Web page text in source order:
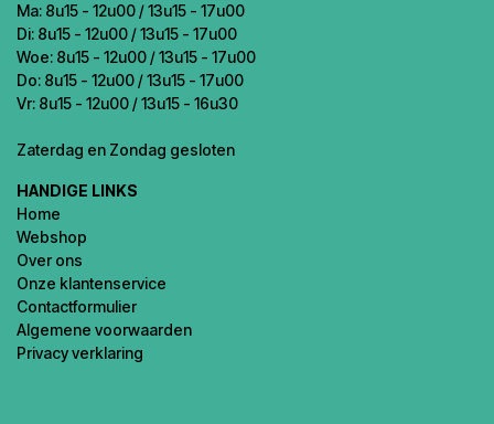
Ma: 8u15 - 12u00 / 13u15 - 17u00
Di: 8u15 - 12u00 / 13u15 - 17u00
Woe: 8u15 - 12u00 / 13u15 - 17u00
Do: 8u15 - 12u00 / 13u15 - 17u00
Vr: 8u15 - 12u00 / 13u15 - 16u30
Zaterdag en Zondag gesloten
HANDIGE LINKS
Home
Webshop
Over ons
Onze klantenservice
Contactformulier
Algemene voorwaarden
Privacy verklaring